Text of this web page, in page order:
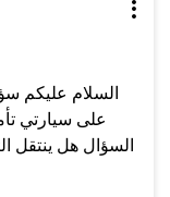
على سيارتي
السؤال هل ينتقل